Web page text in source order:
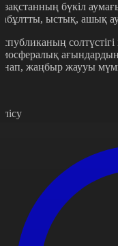
бүкіл
ыстық, ашық
жаңбыр жаууы